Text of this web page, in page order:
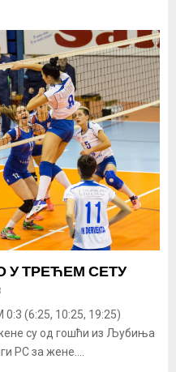
ТРЕЋЕМ СЕТУ
(6:25, 10:25, 19:25)
су од гошћи из Љубиња
РС за жене....